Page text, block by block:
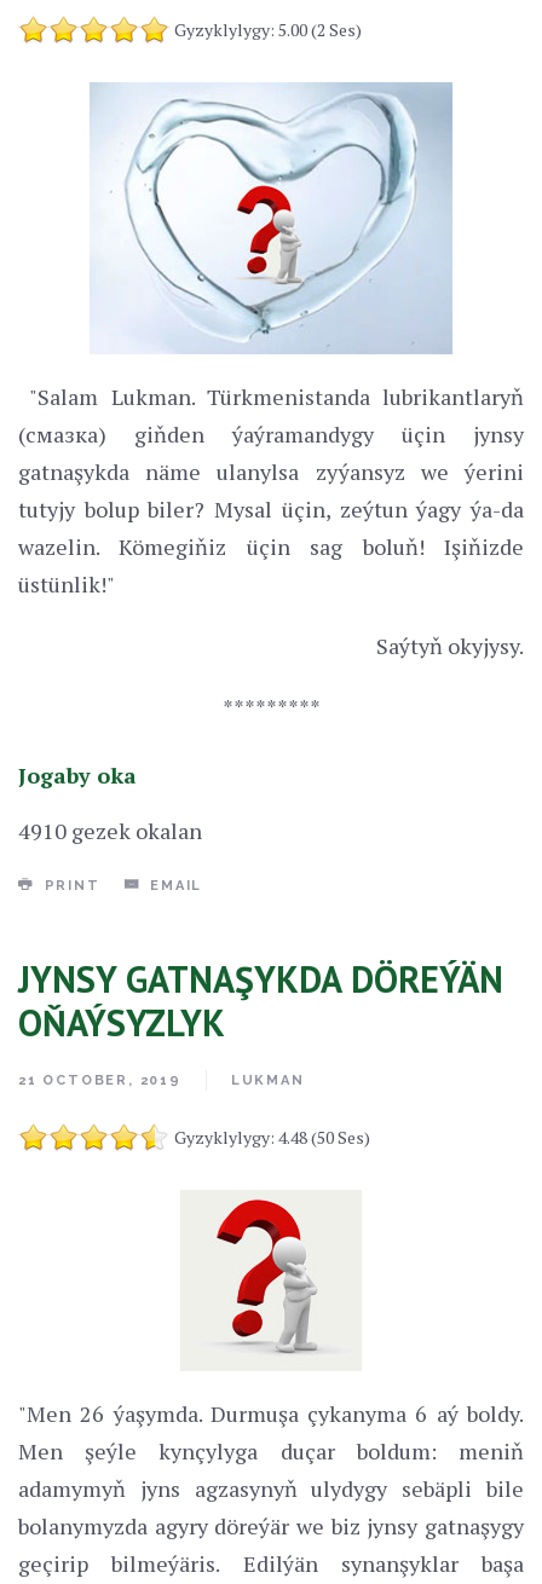
Gyzyklylygy: 5.00 (2 Ses)
"Salam Lukman. Türkmenistanda lubrikantlaryň
(смазкa) giňden ýaýramandygy üçin jynsy
gatnaşykda näme ulanylsa zyýansyz we ýerini
tutyjy bolup biler? Mysal üçin, zeýtun ýagy ýa-da
wazelin. Kömegiňiz üçin sag boluň! Işiňizde
üstünlik!"
Saýtyň okyjysy.
*********
Jogaby oka
4910 gezek okalan
PRINT EMAIL
JYNSY GATNAŞYKDA DÖREÝÄN
OŇAÝSYZLYK
21 OCTOBER, 2019 LUKMAN
Gyzyklylygy: 4.48 (50 Ses)
"Men 26 ýaşymda. Durmuşa çykanyma 6 aý boldy.
Men şeýle kynçylyga duçar boldum: meniň
adamymyň jyns agzasynyň ulydygy sebäpli bile
bolanymyzda agyry döreýär we biz jynsy gatnaşygy
geçirip bilmeýäris. Edilýän synanşyklar başa